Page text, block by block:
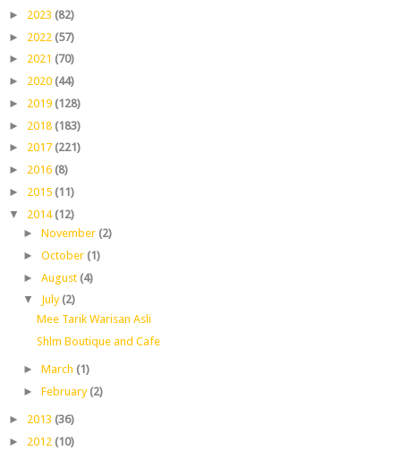
► 2023 (82)
► 2022 (57)
► 2021 (70)
► 2020 (44)
► 2019 (128)
► 2018 (183)
► 2017 (221)
► 2016 (8)
► 2015 (11)
▼ 2014 (12)
► November (2)
► October (1)
► August (4)
▼ July (2)
Mee Tarik Warisan Asli
Shlm Boutique and Cafe
► March (1)
► February (2)
► 2013 (36)
► 2012 (10)